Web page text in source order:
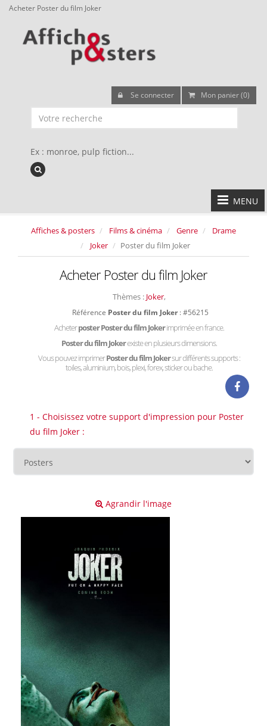
Acheter Poster du film Joker
Se connecter Mon panier (0)
Ex : monroe, pulp fiction...
MENU
Affiches & posters Films & cinéma Genre
Drame
Joker
Poster du film Joker
Acheter Poster du film Joker
Thèmes : Joker,
Référence Poster du film Joker: #56215
Acheterposter Poster du film Jokerimprimée en france.
Poster du film Jokerexiste en plusieurs dimensions.
Vous pouvez imprimerPoster du film Jokersur différents supports :
toiles, aluminium, bois, plexi, forex, sticker ou bache.
1 - Choisissez votre support d'impression pour Poster
du film Joker :
Agrandir l'image